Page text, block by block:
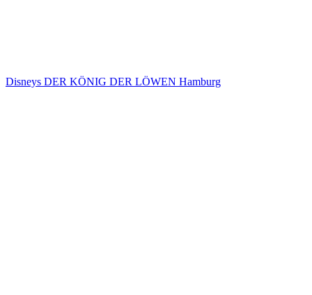
Disneys DER KÖNIG DER LÖWEN Hamburg